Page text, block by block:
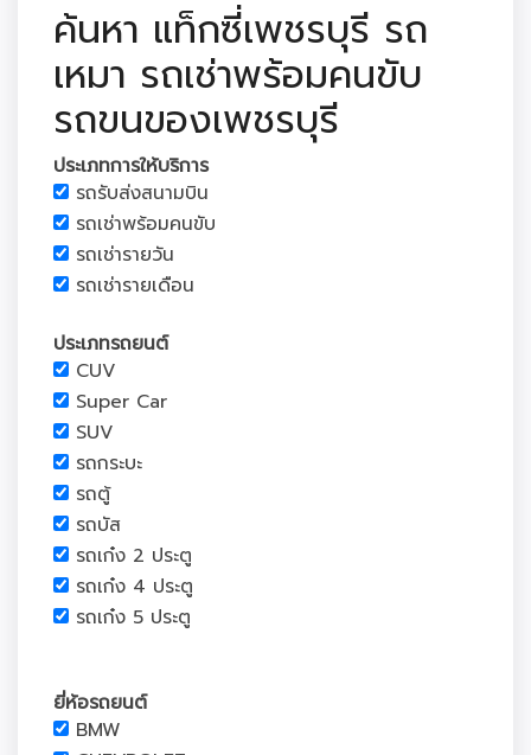
ค้นหา แท็กซี่เพชรบุรี รถ
เหมา รถเช่าพร้อมคนขับ
รถขนของเพชรบุรี
ประเภทการให้บริการ
รถรับส่งสนามบิน
รถเช่าพร้อมคนขับ
รถเช่ารายวัน
รถเช่ารายเดือน
ประเภทรถยนต์
CUV
Super Car
SUV
รถกระบะ
รถตู้
รถบัส
รถเก๋ง 2 ประตู
รถเก๋ง 4 ประตู
รถเก๋ง 5 ประตู
ยี่ห้อรถยนต์
BMW